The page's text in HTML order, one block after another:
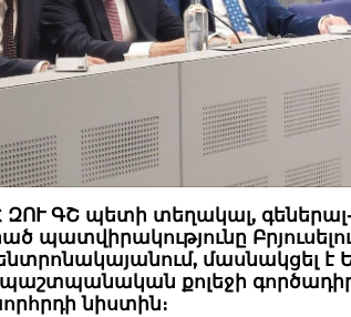
ԶՈՒ ԳՇ պետի տեղակալ,
պատվիրակությունը
մասնակցել
քոլեջի
նիստին։